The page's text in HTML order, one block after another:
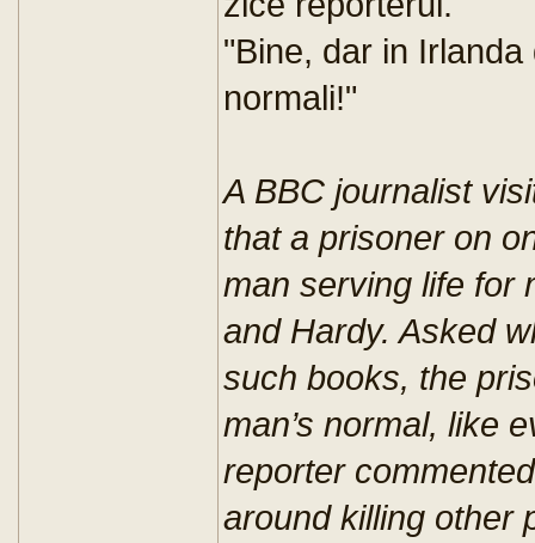
"Bine, dar in
normali!"
A BBC journalist
that a prisoner on
man serving life for
and Hardy. Asked
such books, the
man’s normal, like
reporter
around killing other